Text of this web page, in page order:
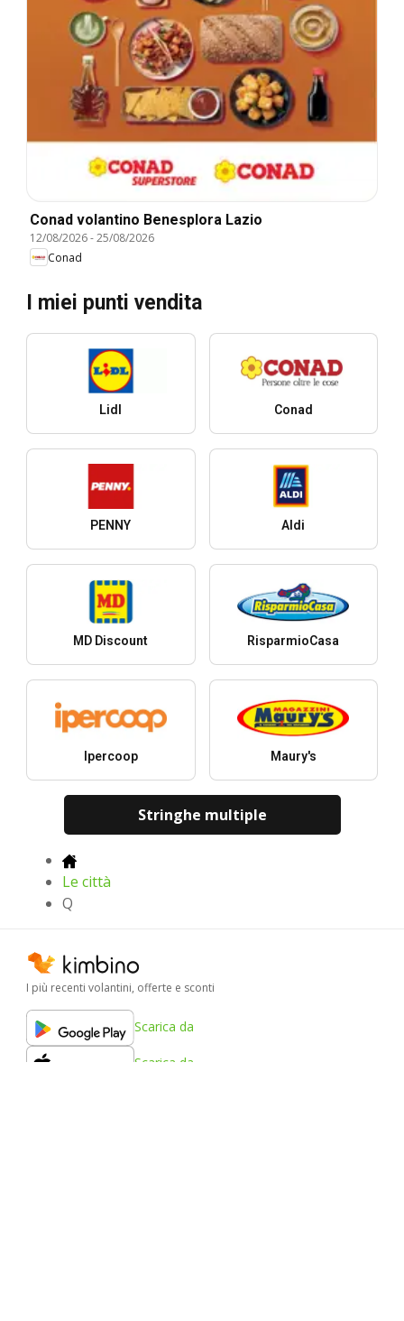
Conad volantino Benesplora Lazio
12/08/2026-25/08/2026
Conad
I miei punti vendita
Lidl Conad
PENNY Aldi
MD Discount RisparmioCasa
Ipercoop Maury's
Stringhe multiple
Le città
Q
I più recenti volantini, offerte e sconti
Scarica da
Scarica da